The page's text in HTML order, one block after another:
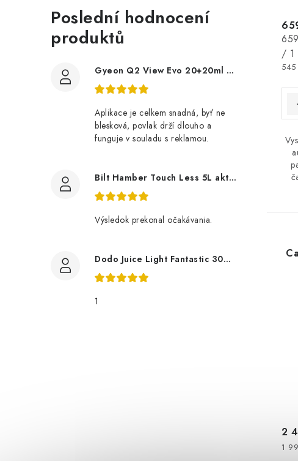
Poslední hodnocení
produktů
Gyeon Q2 View Evo 20+20ml nanopovlak na okna
Aplikace je celkem snadná, byť ne
blesková, povlak drží dlouho a
funguje v souladu s reklamou.
Bilt Hamber Touch Less 5L aktivní pěna
Výsledok prekonal očakávania.
Dodo Juice Light Fantastic 30ml měkký vosk
1
545
/ 1
1
2